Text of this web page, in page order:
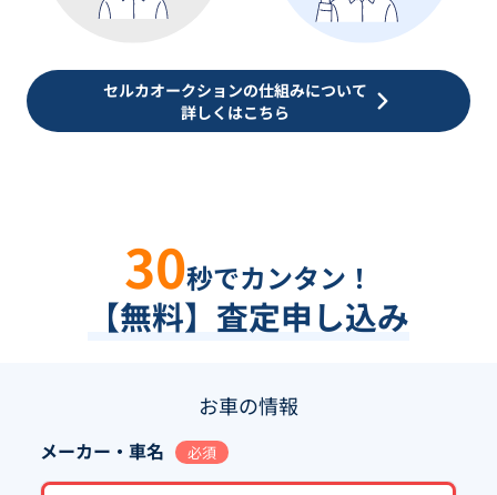
セルカオークションの仕組みについて
詳しくはこちら
30秒でカンタン！
【無料】査定申し込み
お車の情報
メーカー・車名 必須